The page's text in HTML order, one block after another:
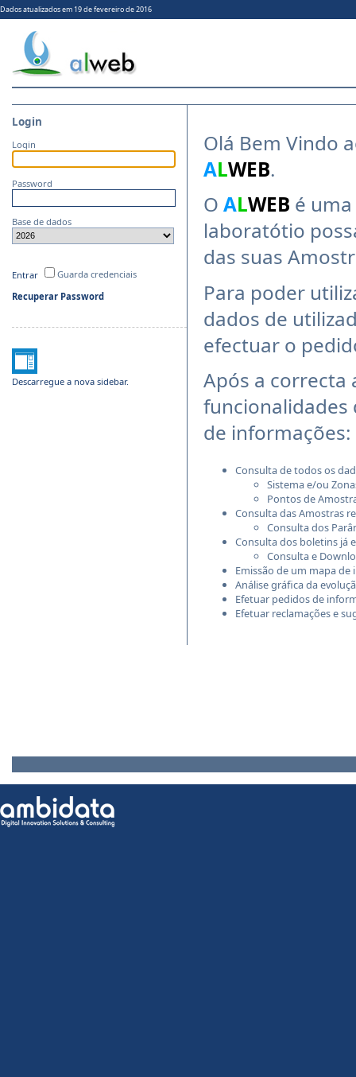
Dados atualizados em 19 de fevereiro de 2016
Login
Login
Password
Base de dados
Entrar
Guarda credenciais
Recuperar Password
Descarregue a nova sidebar.
Olá Bem Vindo
ALWEB.
O ALWEB é
laboratótio
das suas
Para poder
dados de
efectuar o
Após a
funcionalidades
de informações:
Consulta de todos os
Sistema e/ou
Pontos de
Consulta das Amostras
Consulta dos
Consulta dos boletins já
Consulta e
Emissão de um mapa
Análise gráfica da
Efetuar pedidos de
Efetuar reclamações e